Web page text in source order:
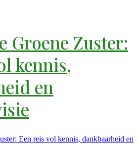
Groene Zuster:
kennis,
en